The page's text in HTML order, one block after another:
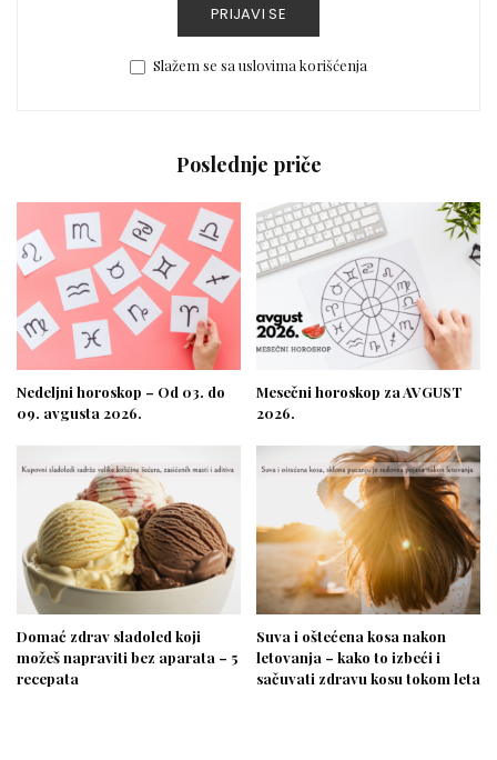
PRIJAVI SE
Slažem se sa uslovima korišćenja
Poslednje priče
Nedeljni horoskop – Od 03. do
09. avgusta 2026.
Mesečni horoskop za AVGUST
2026.
Domać zdrav sladoled koji
možeš napraviti bez aparata – 5
recepata
Suva i oštećena kosa nakon
letovanja – kako to izbeći i
sačuvati zdravu kosu tokom leta